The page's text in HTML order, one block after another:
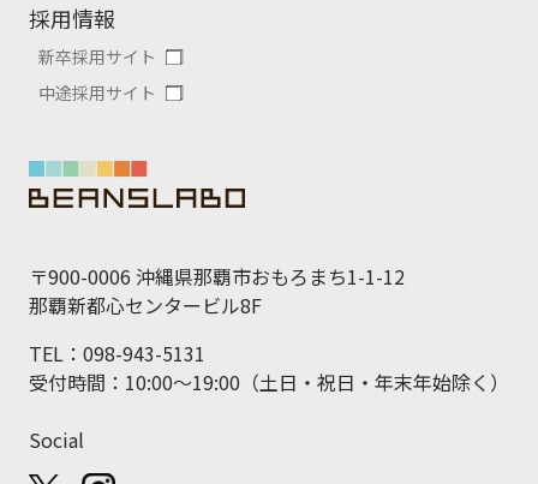
採用情報
新卒採用サイト
中途採用サイト
〒900-0006 沖縄県那覇市おもろまち1-1-12
那覇新都心センタービル8F
TEL：098-943-5131
受付時間：10:00～19:00（土日・祝日・年末年始除く）
Social